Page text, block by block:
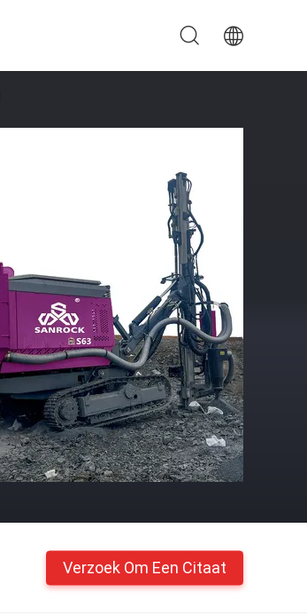
Verzoek Om Een Citaat